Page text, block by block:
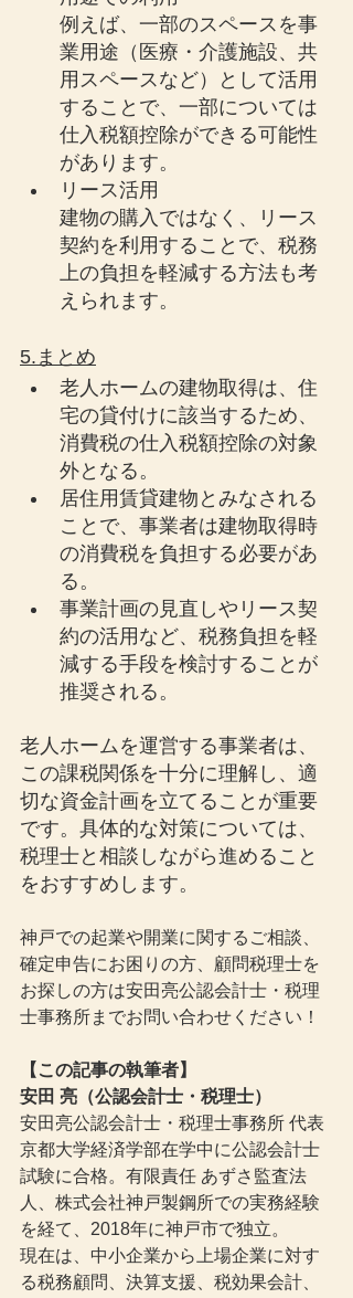
例えば、一部のスペースを事
業用途（医療・介護施設、共
用スペースなど）として活用
することで、一部については
仕入税額控除ができる可能性
があります。
リース活用
建物の購入ではなく、リース
契約を利用することで、税務
上の負担を軽減する方法も考
えられます。
5.まとめ
老人ホームの建物取得は、住
宅の貸付けに該当するため、
消費税の仕入税額控除の対象
外となる。
居住用賃貸建物とみなされる
ことで、事業者は建物取得時
の消費税を負担する必要があ
る。
事業計画の見直しやリース契
約の活用など、税務負担を軽
減する手段を検討することが
推奨される。
老人ホームを運営する事業者は、
この課税関係を十分に理解し、適
切な資金計画を立てることが重要
です。具体的な対策については、
税理士と相談しながら進めること
をおすすめします。
神戸での起業や開業に関するご相談、
確定申告にお困りの方、顧問税理士を
お探しの方は安田亮公認会計士・税理
士事務所までお問い合わせください！
【この記事の執筆者】
安田 亮（公認会計士・税理士）
安田亮公認会計士・税理士事務所 代表
京都大学経済学部在学中に公認会計士
試験に合格。有限責任 あずさ監査法
人、株式会社神戸製鋼所での実務経験
を経て、2018年に神戸市で独立。
現在は、中小企業から上場企業に対す
る税務顧問、決算支援、税効果会計、